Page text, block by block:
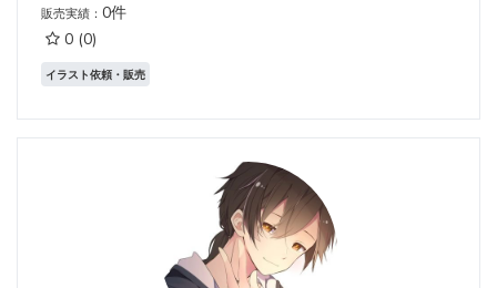
販売実績： 0件
0 (0)
イラスト依頼・販売